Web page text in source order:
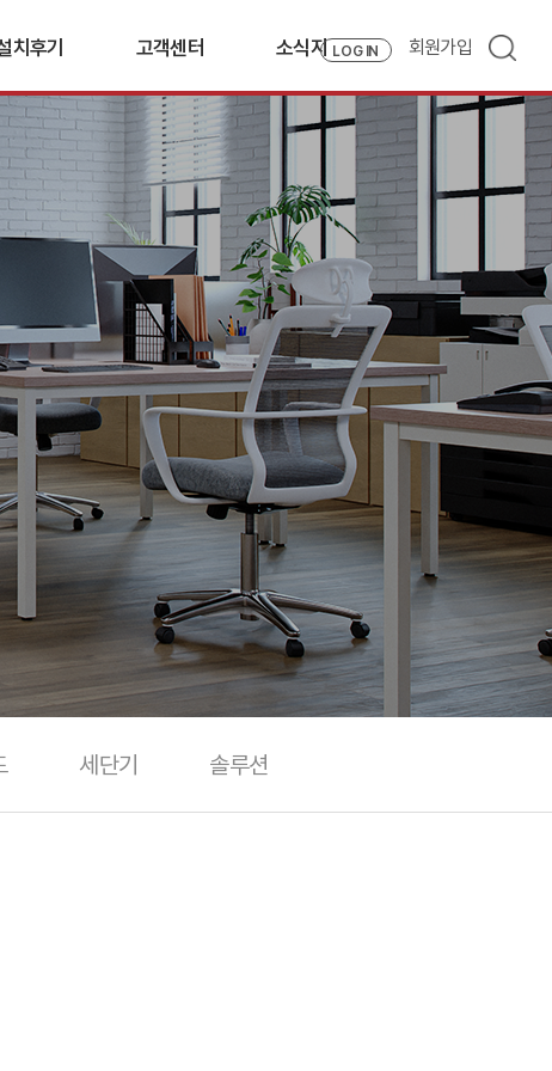
치후기
설치후기
자료실
고객센터
견적문의
드라이버 다운로드
소식지 LOG IN 회원가입
세단기 솔루션